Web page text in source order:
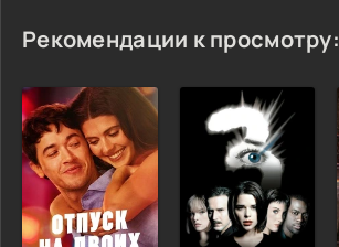
Рекомендации к просмотру: